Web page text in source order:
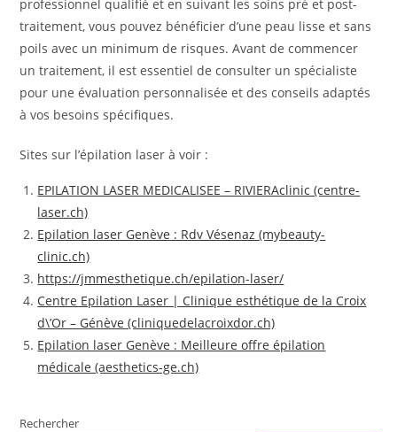
professionnel qualifié et en suivant les soins pré et post-
traitement, vous pouvez bénéficier d’une peau lisse et sans
poils avec un minimum de risques. Avant de commencer
un traitement, il est essentiel de consulter un spécialiste
pour une évaluation personnalisée et des conseils adaptés
à vos besoins spécifiques.
Sites sur l’épilation laser à voir :
EPILATION LASER MEDICALISEE – RIVIERAclinic (centre-
laser.ch)
Epilation laser Genève : Rdv Vésenaz (mybeauty-
clinic.ch)
https://jmmesthetique.ch/epilation-laser/
Centre Epilation Laser | Clinique esthétique de la Croix
d\’Or – Génève (cliniquedelacroixdor.ch)
Epilation laser Genève : Meilleure offre épilation
médicale (aesthetics-ge.ch)
Rechercher